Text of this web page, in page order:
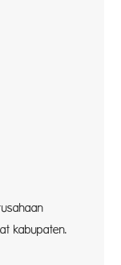
kabupaten.